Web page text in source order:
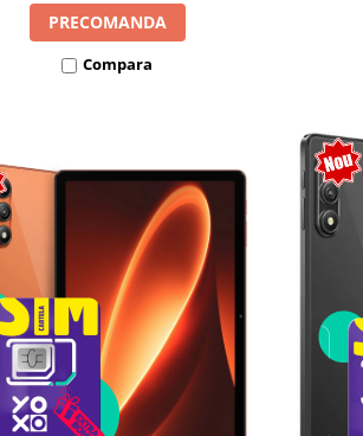
PRECOMANDA
Compara